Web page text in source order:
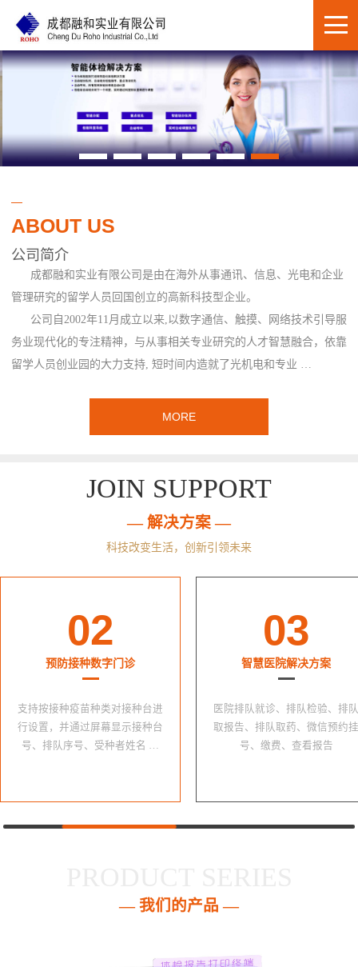
ABOUT US
公司简介
成都融和实业有限公司是由在海外从事通讯、信息、光电和企业
管理研究的留学人员回国创立的高新科技型企业。
公司自2002年11月成立以来,以数字通信、触摸、网络技术引导服
务业现代化的专注精神，与从事相关专业研究的人才智慧融合，依靠
留学人员创业园的大力支持, 短时间内造就了光机电和专业 …
MORE
JOIN SUPPORT
— 解决方案 —
科技改变生活，创新引领未来
02
预防接种数字门诊
支持按接种疫苗种类对接种台进
行设置，并通过屏幕显示接种台
号、排队序号、受种者姓名 …
03
智慧医院解决方案
医院排队就诊、排队检验、排队
取报告、排队取药、微信预约挂
号、缴费、查看报告
— 我们的产品 —